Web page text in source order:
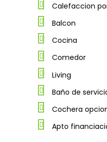
Calefaccion
Balcon
Cocina
Comedor
Living
Baño de
Cochera
Apto